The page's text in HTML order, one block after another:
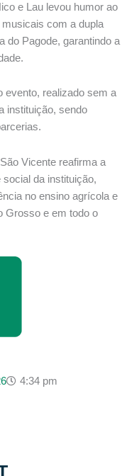
e Lau levou humor ao
com a dupla
do Pagode, garantindo a
evento, realizado sem a
instituição, sendo
Vicente reafirma a
da instituição,
no ensino agrícola e
Grosso e em todo o
4:34 pm